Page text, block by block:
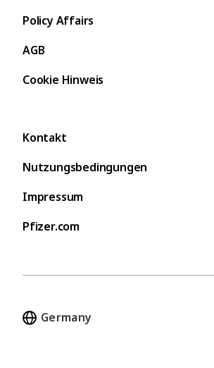
Policy Affairs
AGB
Cookie Hinweis
Kontakt
Nutzungsbedingungen
Impressum
Pfizer.com